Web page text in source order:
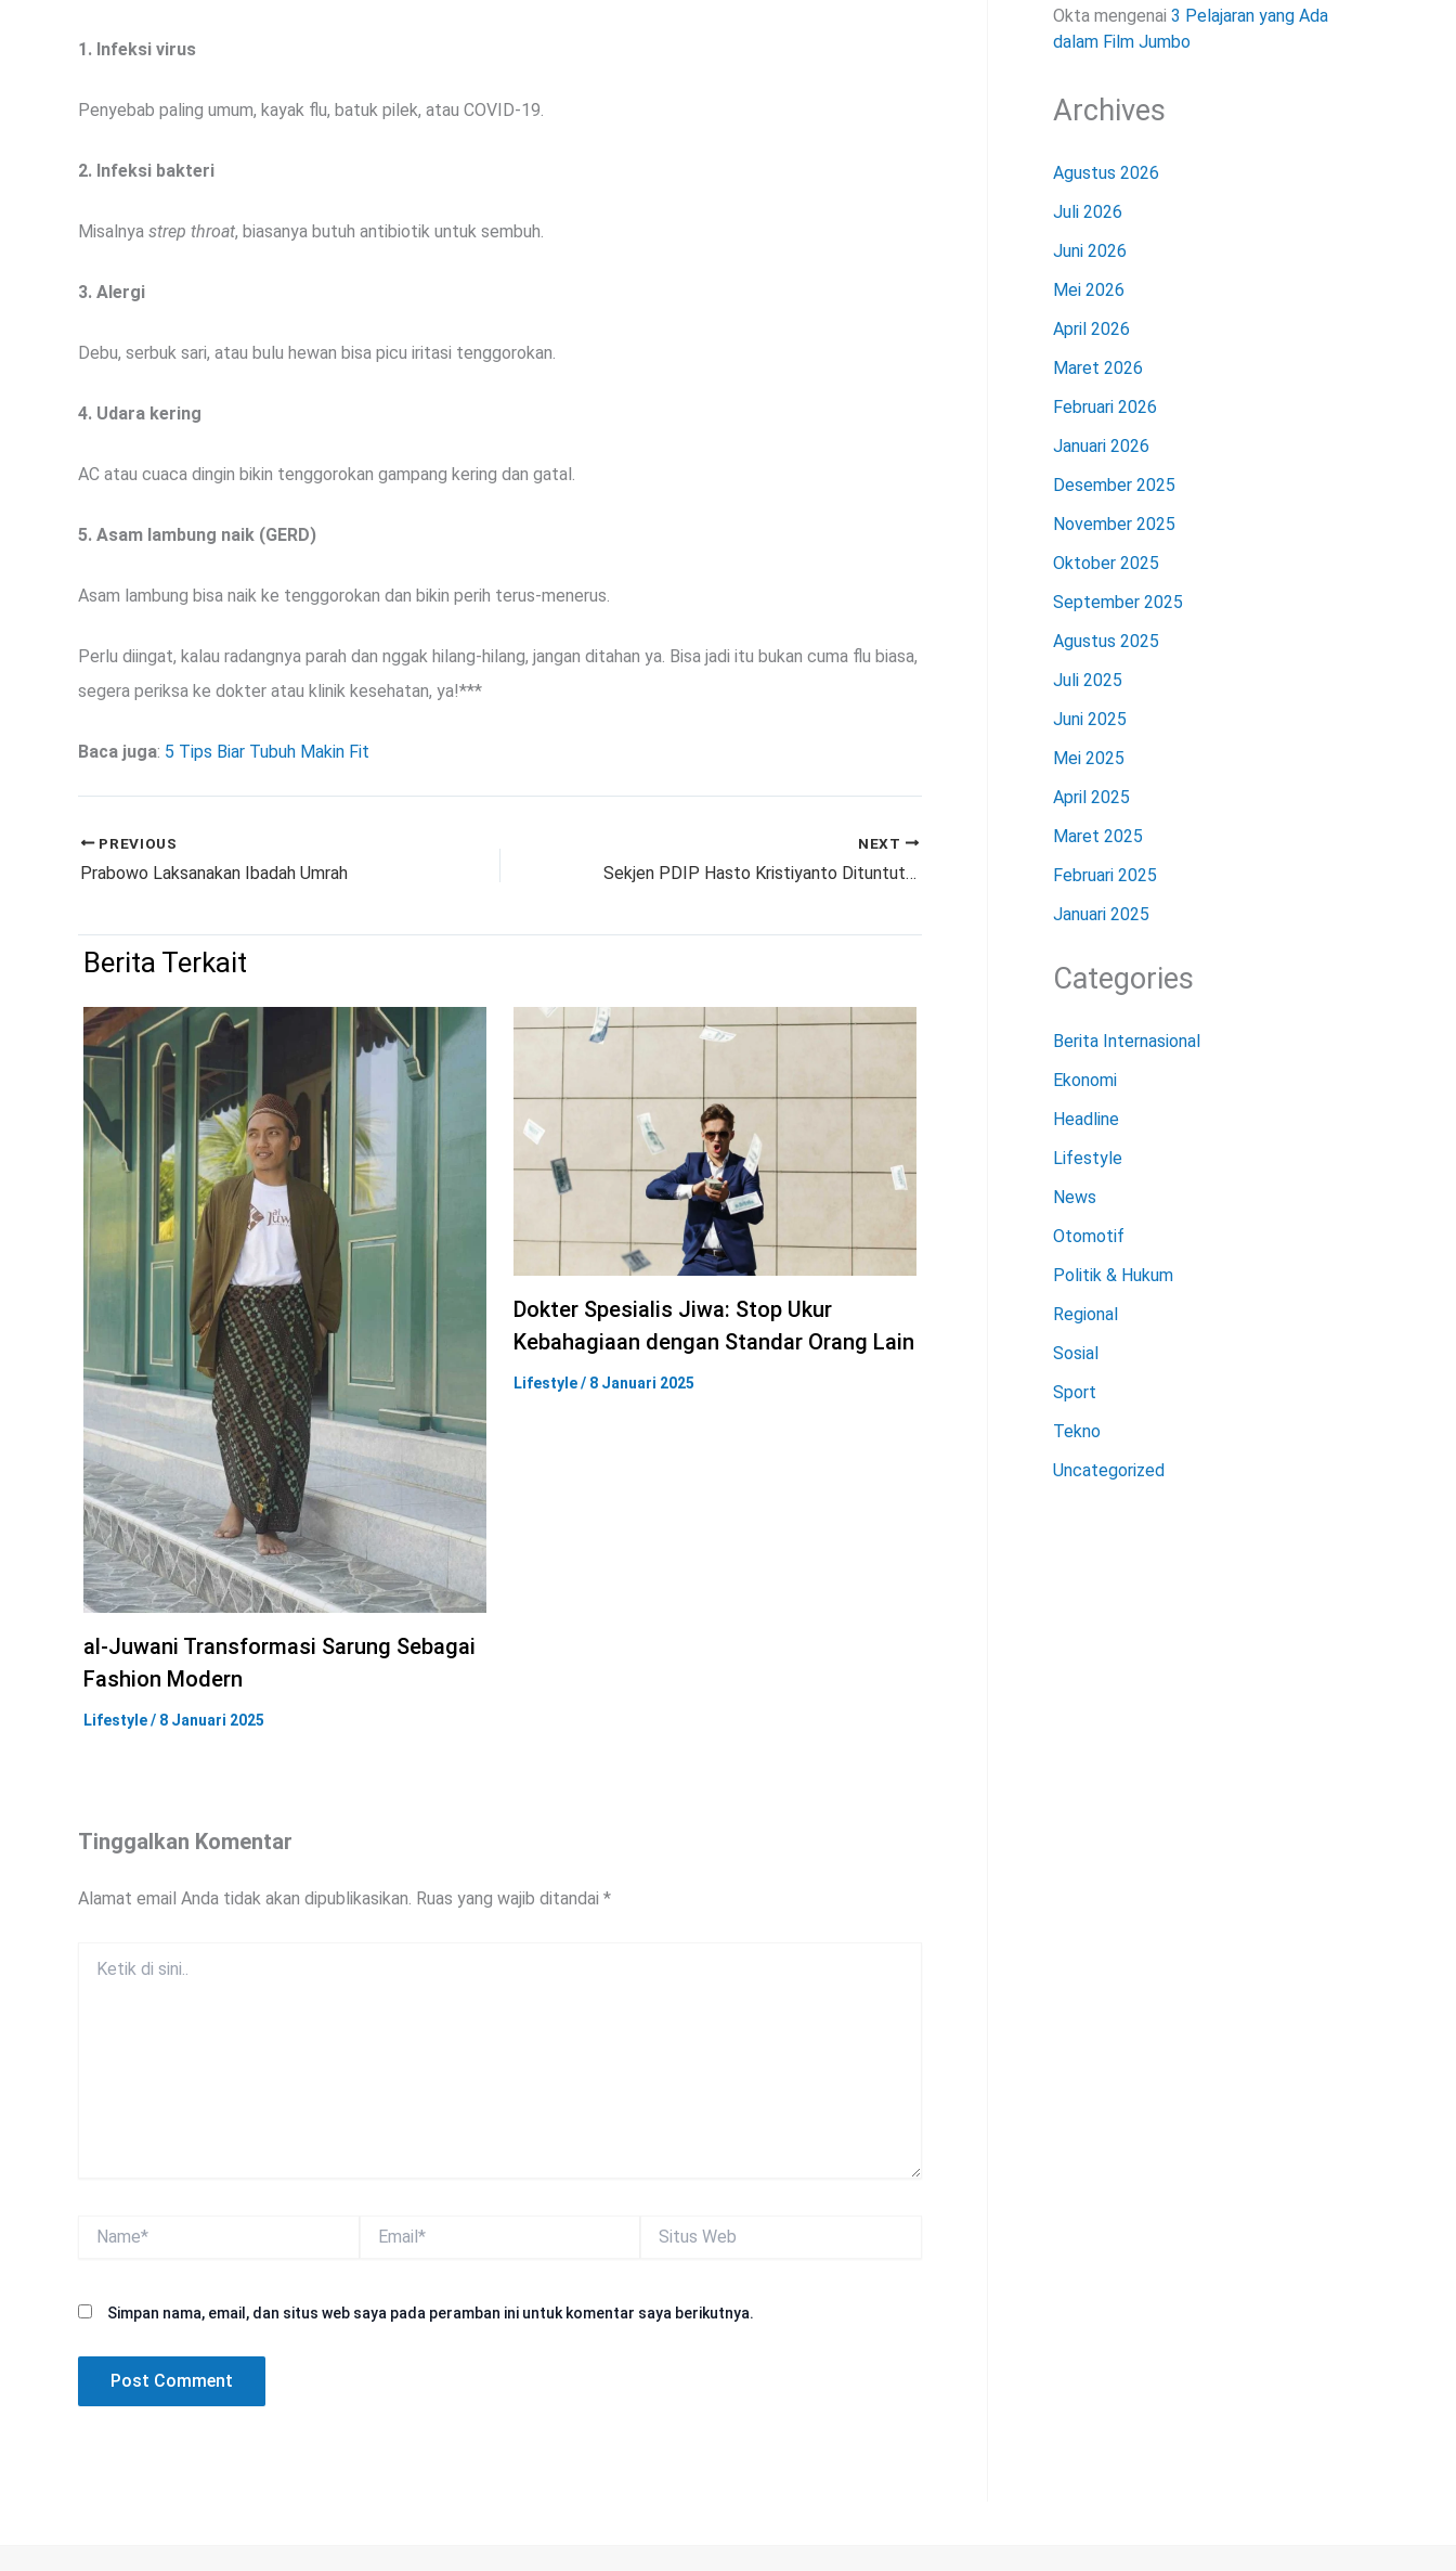
1. Infeksi virus
Penyebab paling umum, kayak flu, batuk pilek, atau COVID-19.
2. Infeksi bakteri
Misalnya strep throat, biasanya butuh antibiotik untuk sembuh.
3. Alergi
Debu, serbuk sari, atau bulu hewan bisa picu iritasi tenggorokan.
4. Udara kering
AC atau cuaca dingin bikin tenggorokan gampang kering dan gatal.
5. Asam lambung naik (GERD)
Asam lambung bisa naik ke tenggorokan dan bikin perih terus-menerus.
Perlu diingat, kalau radangnya parah dan nggak hilang-hilang, jangan ditahan ya. Bisa jadi itu bukan cuma flu biasa,
segera periksa ke dokter atau klinik kesehatan, ya!***
Baca juga: 5 Tips Biar Tubuh Makin Fit
PREVIOUS
Prabowo Laksanakan Ibadah Umrah
NEXT
Sekjen PDIP Hasto Kristiyanto Dituntut 7 Tahun Penjara!
Berita Terkait
al-Juwani Transformasi Sarung Sebagai
Fashion Modern
Lifestyle/ 8 Januari 2025
Dokter Spesialis Jiwa: Stop Ukur
Kebahagiaan dengan Standar Orang Lain
Lifestyle/ 8 Januari 2025
Tinggalkan Komentar
Alamat email Anda tidak akan dipublikasikan. Ruas yang wajib ditandai *
Web
Simpan nama, email, dan situs web saya pada peramban ini untuk komentar saya berikutnya.
Okta mengenai 3 Pelajaran yang Ada
dalam Film Jumbo
Archives
Agustus 2026
Juli 2026
Juni 2026
Mei 2026
April 2026
Maret 2026
Februari 2026
Januari 2026
Desember 2025
November 2025
Oktober 2025
September 2025
Agustus 2025
Juli 2025
Juni 2025
Mei 2025
April 2025
Maret 2025
Februari 2025
Januari 2025
Categories
Berita Internasional
Ekonomi
Headline
Lifestyle
News
Otomotif
Politik & Hukum
Regional
Sosial
Sport
Tekno
Uncategorized